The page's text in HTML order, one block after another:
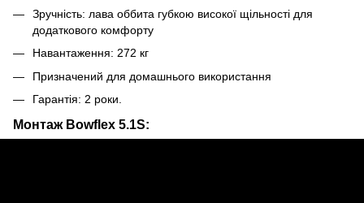
Зручність: лава оббита губкою високої щільності для
додаткового комфорту
Навантаження: 272 кг
Призначений для домашнього використання
Гарантія: 2 роки.
Монтаж Bowflex 5.1S: